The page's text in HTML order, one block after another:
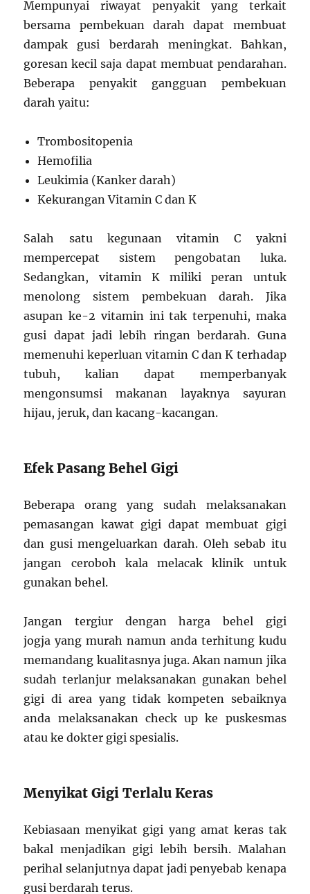
Mempunyai riwayat penyakit yang terkait
bersama pembekuan darah dapat membuat
dampak gusi berdarah meningkat. Bahkan,
goresan kecil saja dapat membuat pendarahan.
Beberapa penyakit gangguan pembekuan
darah yaitu:
Trombositopenia
Hemofilia
Leukimia (Kanker darah)
Kekurangan Vitamin C dan K
Salah satu kegunaan vitamin C yakni
mempercepat sistem pengobatan luka.
Sedangkan, vitamin K miliki peran untuk
menolong sistem pembekuan darah. Jika
asupan ke-2 vitamin ini tak terpenuhi, maka
gusi dapat jadi lebih ringan berdarah. Guna
memenuhi keperluan vitamin C dan K terhadap
tubuh, kalian dapat memperbanyak
mengonsumsi makanan layaknya sayuran
hijau, jeruk, dan kacang-kacangan.
Efek Pasang Behel Gigi
Beberapa orang yang sudah melaksanakan
pemasangan kawat gigi dapat membuat gigi
dan gusi mengeluarkan darah. Oleh sebab itu
jangan ceroboh kala melacak klinik untuk
gunakan behel.
Jangan tergiur dengan harga behel gigi
jogja yang murah namun anda terhitung kudu
memandang kualitasnya juga. Akan namun jika
sudah terlanjur melaksanakan gunakan behel
gigi di area yang tidak kompeten sebaiknya
anda melaksanakan check up ke puskesmas
atau ke dokter gigi spesialis.
Menyikat Gigi Terlalu Keras
Kebiasaan menyikat gigi yang amat keras tak
bakal menjadikan gigi lebih bersih. Malahan
perihal selanjutnya dapat jadi penyebab kenapa
gusi berdarah terus.